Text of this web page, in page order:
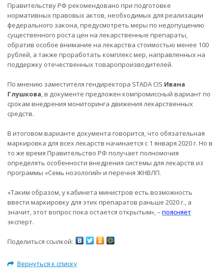
Правительству РФ рекомендовано при подготовке
нормативных правовых актов, необходимых для реализации
федерального закона, предусмотреть меры по недопущению
существенного роста цен на лекарственные препараты,
обратив особое внимание на лекарства стоимостью менее 100
рублей, а также проработать комплекс мер, направленных на
поддержку отечественных товаропроизводителей.
По мнению заместителя гендиректора STADA CIS Ивана
Глушкова , в документе предложен компромиссный вариант по
срокам внедрения мониторинга движения лекарственных
средств.
В итоговом варианте документа говорится, что обязательная
маркировка для всех лекарств начинается с 1 января 2020 г. Но в
то же время Правительство РФ получает полномочия
определять особенности внедрения системы для лекарств из
программы «Семь нозологий» и перечня ЖНВЛП.
«Таким образом, у кабинета министров есть возможность
ввести маркировку для этих препаратов раньше 2020 г., а
значит, этот вопрос пока остается открытым», – поясняет
эксперт.
Поделиться ссылкой:
Вернуться к списку